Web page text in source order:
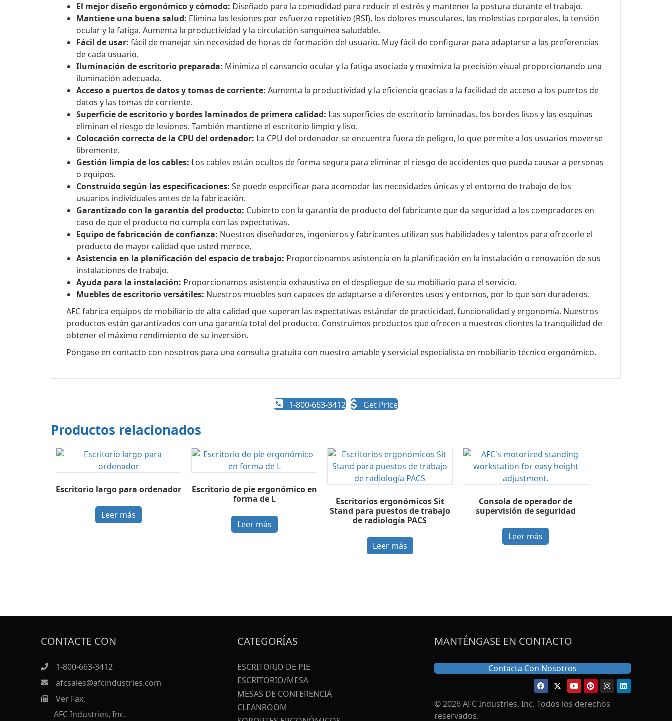
El mejor diseño ergonómico y cómodo: Diseñado para la comodidad para reducir el estrés y mantener la postura durante el trabajo.
Mantiene una buena salud: Elimina las lesiones por esfuerzo repetitivo (RSI), los dolores musculares, las molestias corporales, la tensión
ocular y la fatiga. Aumenta la productividad y la circulación sanguínea saludable.
Fácil de usar: fácil de manejar sin necesidad de horas de formación del usuario. Muy fácil de configurar para adaptarse a las preferencias
de cada usuario.
Iluminación de escritorio preparada: Minimiza el cansancio ocular y la fatiga asociada y maximiza la precisión visual proporcionando una
iluminación adecuada.
Acceso a puertos de datos y tomas de corriente: Aumenta la productividad y la eficiencia gracias a la facilidad de acceso a los puertos de
datos y las tomas de corriente.
Superficie de escritorio y bordes laminados de primera calidad: Las superficies de escritorio laminadas, los bordes lisos y las esquinas
eliminan el riesgo de lesiones. También mantiene el escritorio limpio y liso.
Colocación correcta de la CPU del ordenador: La CPU del ordenador se encuentra fuera de peligro, lo que permite a los usuarios moverse
libremente.
Gestión limpia de los cables: Los cables están ocultos de forma segura para eliminar el riesgo de accidentes que pueda causar a personas
o equipos.
Construido según las especificaciones: Se puede especificar para acomodar las necesidades únicas y el entorno de trabajo de los
usuarios individuales antes de la fabricación.
Garantizado con la garantía del producto: Cubierto con la garantía de producto del fabricante que da seguridad a los compradores en
caso de que el producto no cumpla con las expectativas.
Equipo de fabricación de confianza: Nuestros diseñadores, ingenieros y fabricantes utilizan sus habilidades y talentos para ofrecerle el
producto de mayor calidad que usted merece.
Asistencia en la planificación del espacio de trabajo: Proporcionamos asistencia en la planificación en la instalación o renovación de sus
instalaciones de trabajo.
Ayuda para la instalación: Proporcionamos asistencia exhaustiva en el despliegue de su mobiliario para el servicio.
Muebles de escritorio versátiles: Nuestros muebles son capaces de adaptarse a diferentes usos y entornos, por lo que son duraderos.
AFC fabrica equipos de mobiliario de alta calidad que superan las expectativas estándar de practicidad, funcionalidad y ergonomía. Nuestros
productos están garantizados con una garantía total del producto. Construimos productos que ofrecen a nuestros clientes la tranquilidad de
obtener el máximo rendimiento de su inversión.
Póngase en contacto con nosotros para una consulta gratuita con nuestro amable y servicial especialista en mobiliario técnico ergonómico.
1-800-663-3412 Get Price
Productos relacionados
Escritorio largo para ordenador
Leer más
Escritorio de pie ergonómico en
forma de L
Leer más
Escritorios ergonómicos Sit
Stand para puestos de trabajo
de radiología PACS
Leer más
Consola de operador de
supervisión de seguridad
Leer más
CONTACTE CON
1-800-663-3412
afcsales@afcindustries.com
https://afcindustries.com/contact/#:~:text=Fax
Ver Fax.
AFC Industries, Inc.
CATEGORÍAS
ESCRITORIO DE PIE
ESCRITORIO/MESA
MESAS DE CONFERENCIA
CLEANROOM
MANTÉNGASE EN CONTACTO
Contacta Con Nosotros
© 2026 AFC Industries, Inc. Todos los derechos
reservados.